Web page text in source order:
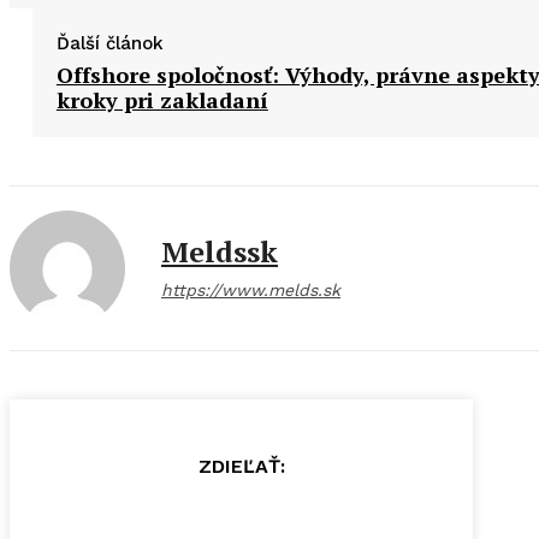
Ďalší článok
Offshore spoločnosť: Výhody, právne
kroky pri zakladaní
Meldssk
https://www.melds.sk
ZDIEĽAŤ: